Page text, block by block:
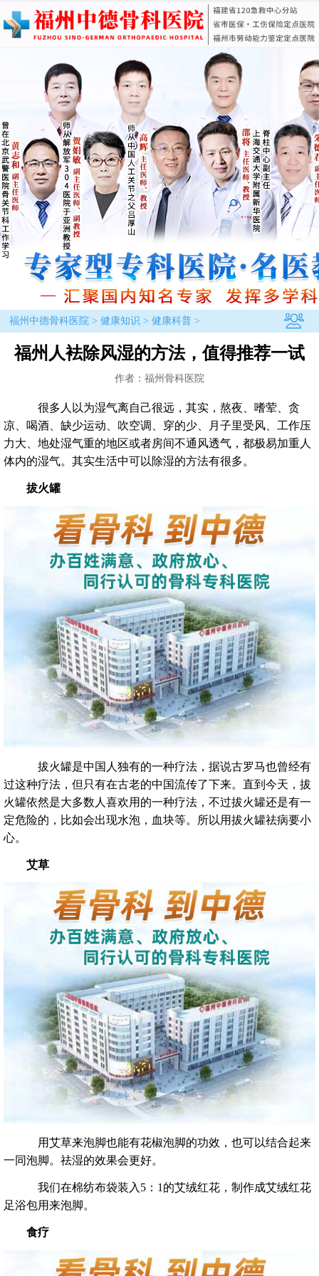
福州中德骨科医院> 健康知识 > 健康科普>
福州人袪除风湿的方法，值得推荐一试
作者：福州骨科医院
很多人以为湿气离自己很远，其实，熬夜、嗜荤、贪
凉、喝酒、缺少运动、吹空调、穿的少、月子里受风、工作压
力大、地处湿气重的地区或者房间不通风透气，都极易加重人
体内的湿气。其实生活中可以除湿的方法有很多。
拔火罐
拔火罐是中国人独有的一种疗法，据说古罗马也曾经有
过这种疗法，但只有在古老的中国流传了下来。直到今天，拔
火罐依然是大多数人喜欢用的一种疗法，不过拔火罐还是有一
定危险的，比如会出现水泡，血块等。所以用拔火罐祛病要小
心。
艾草
用艾草来泡脚也能有花椒泡脚的功效，也可以结合起来
一同泡脚。祛湿的效果会更好。
我们在棉纺布袋装入5：1的艾绒红花，制作成艾绒红花
足浴包用来泡脚。
食疗